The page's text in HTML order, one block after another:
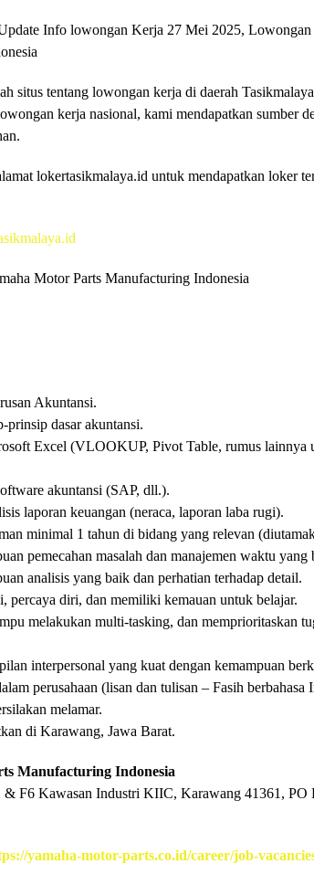
Info lowongan Kerja 27 Mei 2025,
situs tentang lowongan kerja di daerah
kerja nasional, kami mendapatkan sumber
lokertasikmalaya.id untuk mendapatkan loker
Motor Parts Manufacturing Indonesia
Akuntansi.
prinsip dasar akuntansi.
Excel (VLOOKUP, Pivot Table, rumus lainnya
akuntansi (SAP, dll.).
laporan keuangan (neraca, laporan laba rugi).
minimal 1 tahun di bidang yang relevan
pemecahan masalah dan manajemen waktu yang
analisis yang baik dan perhatian terhadap detail.
percaya diri, dan memiliki kemauan untuk belajar.
melakukan multi-tasking, dan memprioritaskan
interpersonal yang kuat dengan kemampuan
perusahaan (lisan dan tulisan – Fasih berbahasa
melamar.
di Karawang, Jawa Barat.
Manufacturing Indonesia
& F6 Kawasan Industri KIIC, Karawang 41361, PO
yamaha-motor-parts.co.id/career/job-